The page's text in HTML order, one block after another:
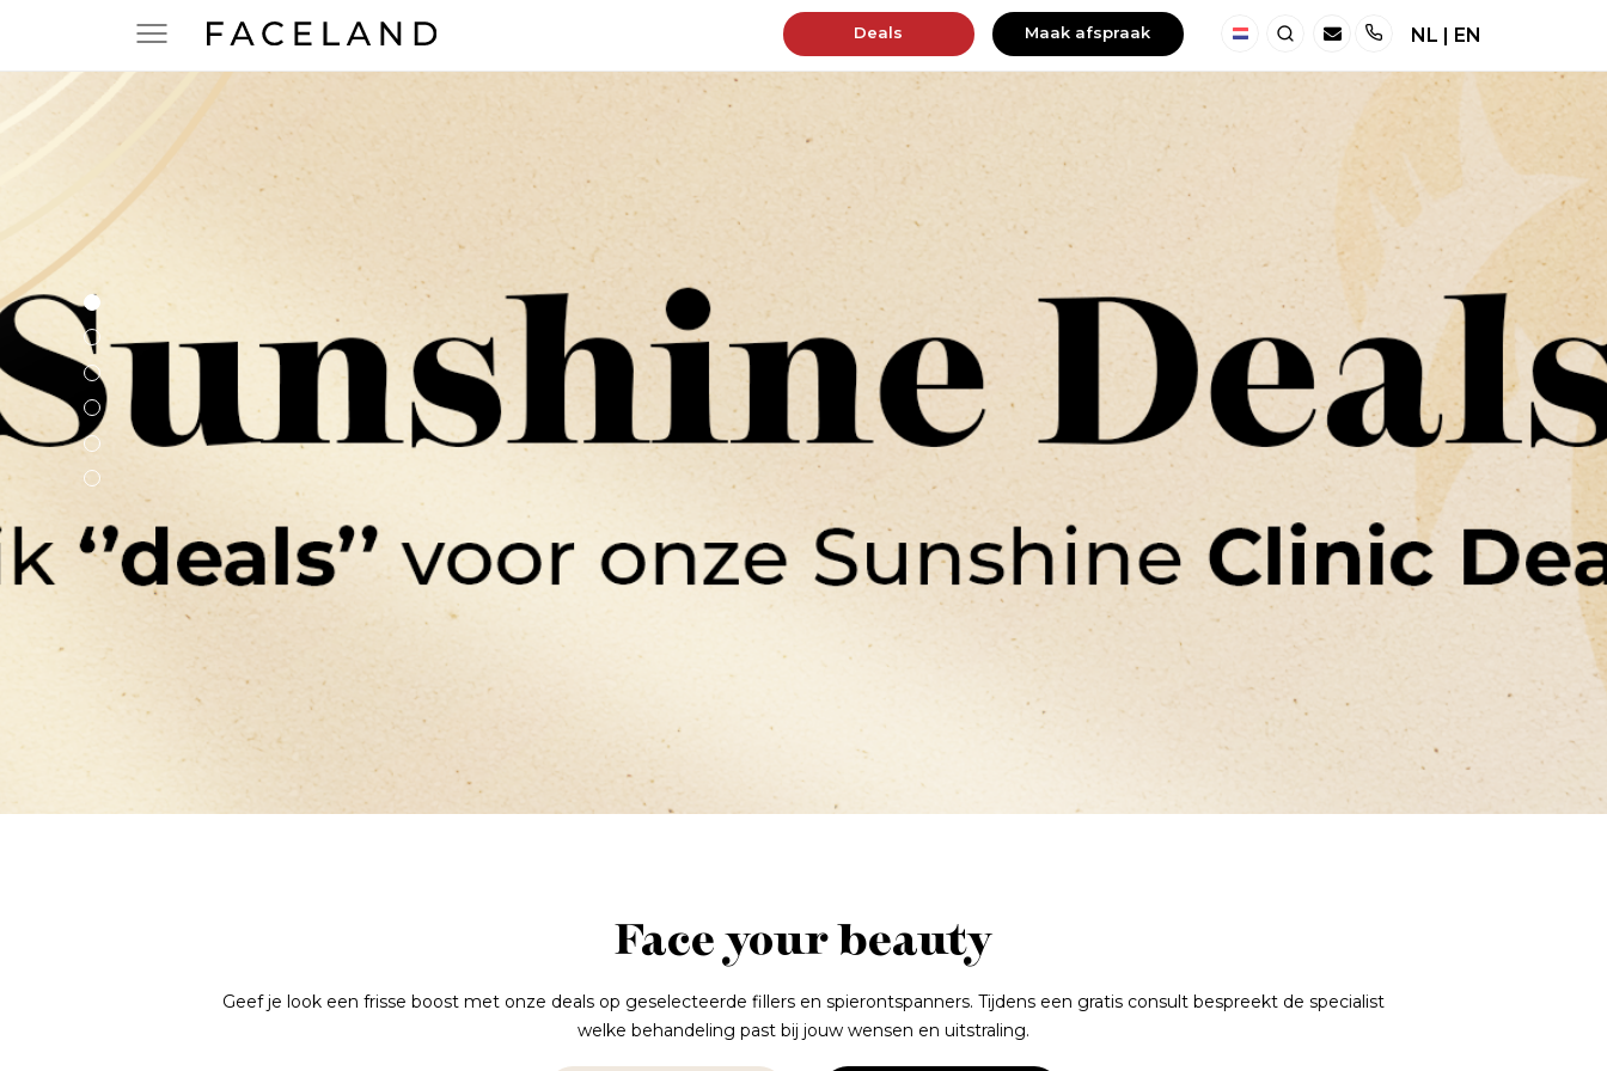
Deals Maak afspraak NL | EN
Face your beauty
Geef je look een frisse boost met onze deals op geselecteerde fillers en spierontspanners. Tijdens een gratis consult bespreekt de specialist
welke behandeling past bij jouw wensen en uitstraling.